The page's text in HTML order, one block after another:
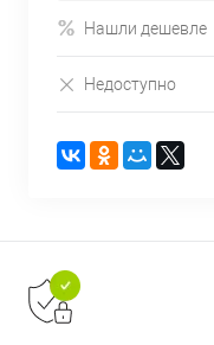
Нашли дешевле
Недоступно